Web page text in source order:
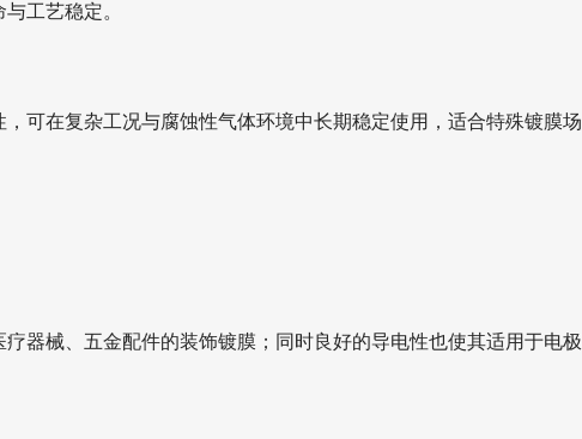
工艺稳定。
可在复杂工况与腐蚀性气体环境中长期稳定使用，适合特殊镀膜场
器械、五金配件的装饰镀膜；同时良好的导电性也使其适用于电极